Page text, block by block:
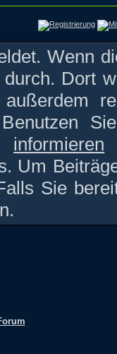
Wenn
durch. Dort
informieren
Um
Sie